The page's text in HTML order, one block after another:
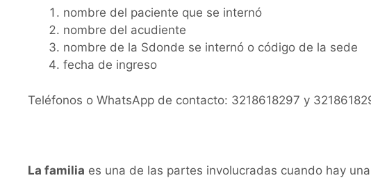
nombre del paciente que se internó
nombre del acudiente
nombre de la Sdonde se internó o código de la sede
fecha de ingreso
Teléfonos o WhatsApp de contacto: 3218618297 y
La familia es una de las partes involucradas cuando hay